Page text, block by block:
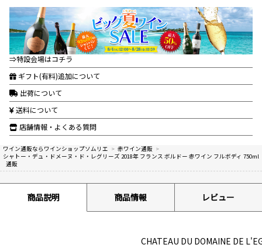
⇒特設会場はコチラ
ギフト(有料)追加について
出荷について
送料について
店舗情報・よくある質問
ワイン通販ならワインショップソムリエ > 赤ワイン通販 >
シャトー・デュ・ドメーヌ・ド・レグリーズ 2018年 フランス ボルドー 赤ワイン フルボディ 750ml
通販
商品説明 商品情報 レビュー
CHATEAU DU DOMAINE DE